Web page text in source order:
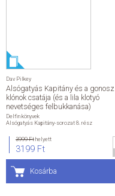
Dav Pilkey
Alsógatyás Kapitány és a gonosz
klónok csatája (és a lila klotyó
nevetséges felbukkanása)
Delfin könyvek
Alsógatyás Kapitány-sorozat 8. rész
3999 Fthelyett
3199 Ft
Kosárba